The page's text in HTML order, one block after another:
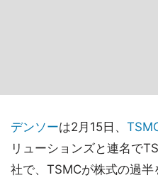
デンソーは2月15日、
リューションズと連名で
社で、TSMCが株式の過